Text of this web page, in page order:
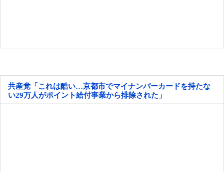
共産党「これは酷い…京都市でマイナンバーカードを持たな
い29万人がポイント給付事業から排除された」